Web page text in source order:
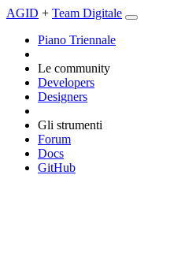
AGID + Team Digitale
Piano Triennale
Le community
Developers
Designers
Gli strumenti
Forum
Docs
GitHub